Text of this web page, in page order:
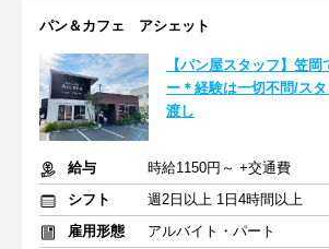
パン＆カフェ アシェット
【パン屋スタッフ】笠
ー＊経験は一切不問/ス
渡し
給与
時給1150円～ +交通費
シフト
週2日以上 1日4時間以上
雇用形態
アルバイト・パート